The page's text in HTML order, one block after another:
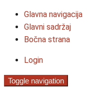
Glavna navigacija
Glavni sadržaj
Bočna strana
Login
Toggle navigation